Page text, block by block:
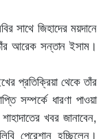
সাথে জিহাদের ময়দানে
আরেক সন্তান ইসাম।
প্রতিক্রিয়া থেকে তাঁর
সম্পর্কে ধারণা পাওয়া
খবর জানাবেন,
পেরেশান হচ্ছিলেন।